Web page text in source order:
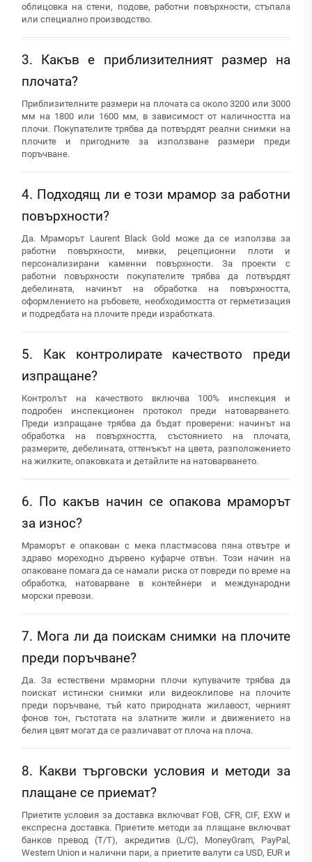
облицовка на стени, подове, работни повърхности, стъпала
или специално производство.
3. Какъв е приблизителният размер на
плочата?
Приблизителните размери на плочата са около 3200 или 3000
мм на 1800 или 1600 мм, в зависимост от наличността на
плочи. Покупателите трябва да потвърдят реални снимки на
плочите и пригодните за използване размери преди
поръчване.
4. Подходящ ли е този мрамор за работни
повърхности?
Да. Мраморът Laurent Black Gold може да се използва за
работни повърхности, мивки, рецепционни плоти и
персонализирани каменни повърхности. За проекти с
работни повърхности покупателите трябва да потвърдят
дебелината, начинът на обработка на повърхността,
оформлението на ръбовете, необходимостта от герметизация
и подредбата на плочите преди изработката.
5. Как контролирате качеството преди
изпращане?
Контролът на качеството включва 100% инспекция и
подробен инспекционен протокол преди натоварването.
Преди изпращане трябва да бъдат проверени: начинът на
обработка на повърхността, състоянието на плочата,
размерите, дебелината, оттенъкът на цвета, разположението
на жилките, опаковката и детайлите на натоварването.
6. По какъв начин се опакова мраморът
за износ?
Мраморът е опакован с мека пластмасова пяна отвътре и
здраво мореходно дървено куфарче отвън. Този начин на
опаковане помага да се намали риска от повреди по време на
обработка, натоварване в контейнери и международни
морски превози.
7. Мога ли да поискам снимки на плочите
преди поръчване?
Да. За естествени мраморни плочи купувачите трябва да
поискат истински снимки или видеоклипове на плочите
преди поръчване, тъй като природната жилавост, черният
фонов тон, гъстотата на златните жили и движението на
белия цвят могат да се различават от плоча на плоча.
8. Какви търговски условия и методи за
плащане се приемат?
Приетите условия за доставка включват FOB, CFR, CIF, EXW и
експресна доставка. Приетите методи за плащане включват
банков превод (T/T), акредитив (L/C), MoneyGram, PayPal,
Western Union и налични пари, а приетите валути са USD, EUR и